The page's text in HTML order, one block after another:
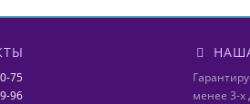
75
96
менее 3-х